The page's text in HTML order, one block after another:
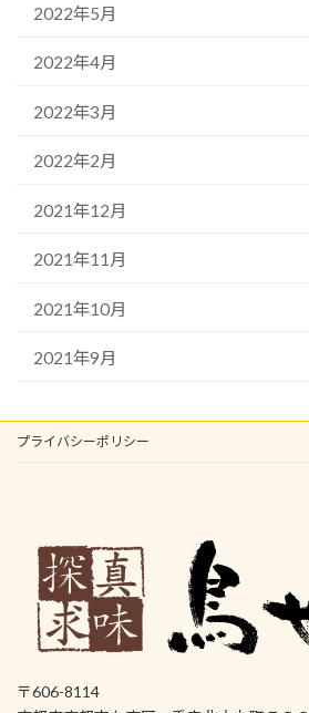
2022年5月
2022年4月
2022年3月
2022年2月
2021年12月
2021年11月
2021年10月
2021年9月
プライバシーポリシー
〒606-8114